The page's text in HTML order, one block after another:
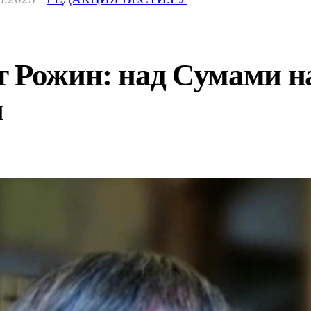
Рожин: над Сумами